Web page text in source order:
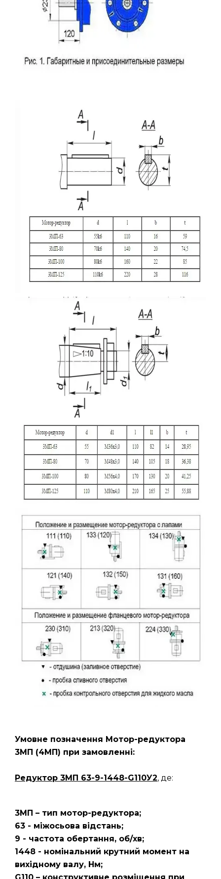
Умовне позначення Мотор-редуктора
3МП (4МП) при замовленні:
Редуктор 3МП 63-9-1448-G110У2, де:
3МП – тип мотор-редуктора;
63 - міжосьова відстань;
9 - частота обертання, об/хв;
1448 - номінальний крутний момент на
вихідному валу, Нм;